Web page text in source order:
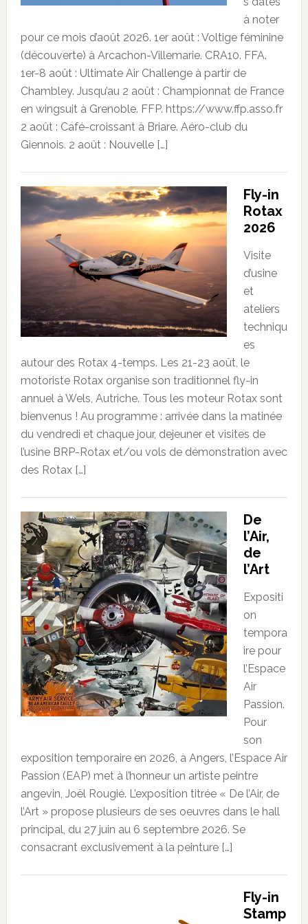
à noter
pour ce mois d’août 2026. 1er août : Voltige féminine
(découverte) à Arcachon-Villemarie. CRA10. FFA.
1er-8 août : Ultimate Air Challenge à partir de
Chambley. Jusqu’au 2 août : Championnat de France
en wingsuit à Grenoble. FFP. https://www.ffp.asso.fr
2 août : Café-croissant à Briare. Aéro-club du
Giennois. 2 août : Nouvelle […]
Fly-in
Rotax
2026
Visite
d’usine
et
ateliers
techniqu
es
autour des Rotax 4-temps. Les 21-23 août, le
motoriste Rotax organise son traditionnel fly-in
annuel à Wels, Autriche. Tous les moteur Rotax sont
bienvenus ! Au programme : arrivée dans la matinée
du vendredi et chaque jour, dejeuner et visites de
l’usine BRP-Rotax et/ou vols de démonstration avec
des Rotax […]
De
l’Air,
de
l’Art
Expositi
on
tempora
ire pour
l’Espace
Air
Passion.
Pour
son
exposition temporaire en 2026, à Angers, l’Espace Air
Passion (EAP) met à l’honneur un artiste peintre
angevin, Joël Rougié. L’exposition titrée « De l’Air, de
l’Art » propose plusieurs de ses oeuvres dans le hall
principal, du 27 juin au 6 septembre 2026. Se
consacrant exclusivement à la peinture […]
Fly-in
Stamp